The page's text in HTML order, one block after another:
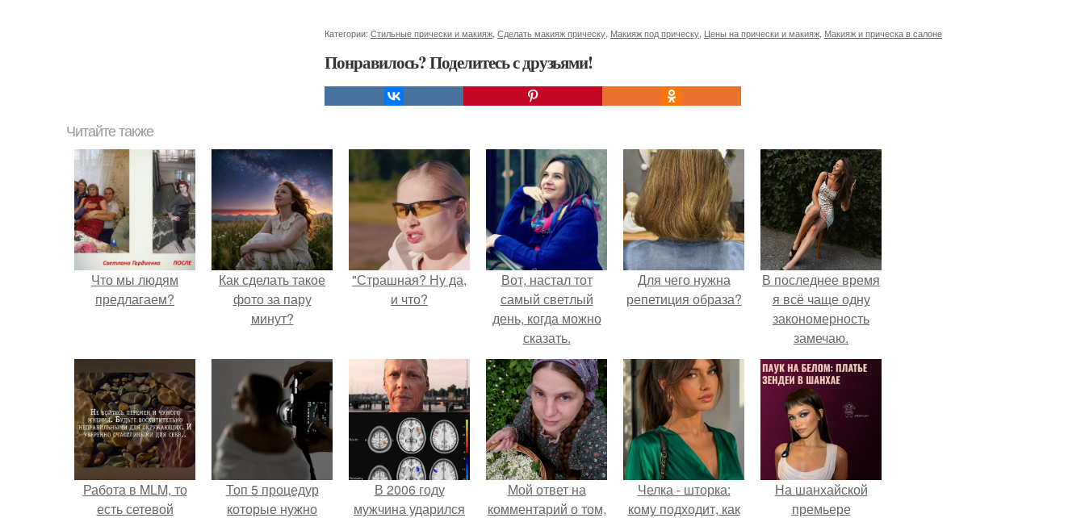
Категории: Стильные прически и макияж Сделать макияж прическу Макияж под прическу Цены на прически и макияж Макияж и прическа в салоне
Понравилось? Поделитесь с друзьями!
Читайте также
Что мы людям
предлагаем?
Как сделать такое
фото за пару
минут?
"Страшная? Ну да,
и что?
Вот, настал тот
самый светлый
день, когда можно
сказать.
Для чего нужна
репетиция образа?
В последнее время
я всё чаще одну
закономерность
замечаю.
Работа в MLM, то
есть сетевой
Топ 5 процедур
которые нужно
В 2006 году
мужчина ударился
Мой ответ на
комментарий о том,
Челка - шторка:
кому подходит, как
На шанхайской
премьере